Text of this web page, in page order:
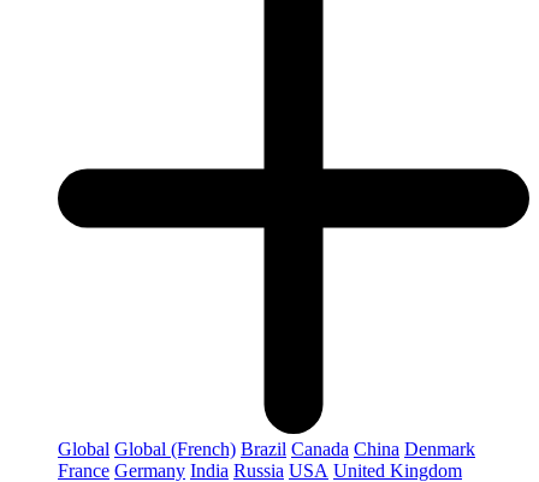
Global Global (French) Brazil Canada China Denmark
France Germany India Russia USA United Kingdom